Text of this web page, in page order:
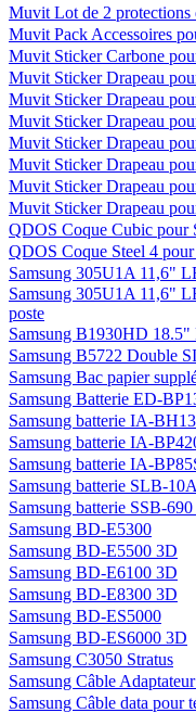
Muvit Lot de 2 protections
Muvit Pack Accessoires
Muvit Sticker Carbone
Muvit Sticker Drapeau
Muvit Sticker Drapeau
Muvit Sticker Drapeau
Muvit Sticker Drapeau
Muvit Sticker Drapeau
Muvit Sticker Drapeau
Muvit Sticker Drapeau
QDOS Coque Cubic pour
QDOS Coque Steel 4
Samsung 305U1A 11,6"
Samsung 305U1A 11,6"
poste
Samsung B1930HD
Samsung B5722 Double
Samsung Bac papier
Samsung Batterie ED-
Samsung batterie IA-
Samsung batterie IA-
Samsung batterie IA-
Samsung batterie SLB-10A
Samsung batterie SSB-
Samsung BD-E5300
Samsung BD-E5500 3D
Samsung BD-E6100 3D
Samsung BD-E8300 3D
Samsung BD-ES5000
Samsung BD-ES6000 3D
Samsung C3050 Stratus
Samsung Câble
Samsung Câble data pour